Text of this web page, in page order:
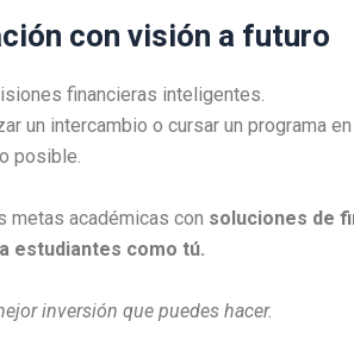
con visión a futuro
financieras inteligentes.
un intercambio o cursar un programa
posible.
metas académicas con soluciones de
estudiantes como tú.
inversión que puedes hacer.